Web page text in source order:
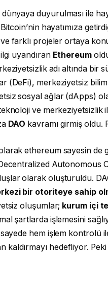
dünyaya duyurulması ile
hayatımıza
farklı projeler ortaya
uyandıran Ethereum
adı altında bir
(DeFi), merkeziyetsiz
sosyal ağlar (dApps)
ve merkeziyetsizlik
DAO kavramı girmiş oldu.
ethereum sayesin de
Autonomous
olarak oluşturuldu.
bir otoriteye sahip
oluşumlar; kurum içi
şartlarda işlemesini
hem işlem kontrolü
hedefliyor. Peki